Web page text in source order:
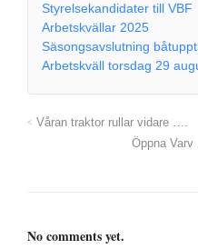
Styrelsekandidater till VBF
Arbetskvällar 2025
Säsongsavslutning
Arbetskväll torsdag 29
Våran traktor rullar vidare ….
Öppna Varv
No comments yet.